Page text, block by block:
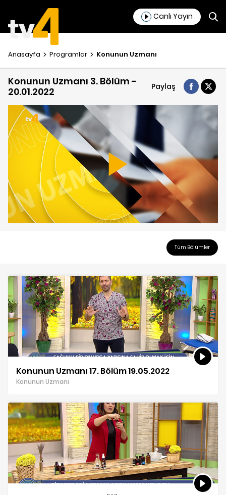
Canlı Yayın
Anasayfa Programlar Konunun Uzmanı
Konunun Uzmanı 3. Bölüm -
20.01.2022
Paylaş
Play
Video
Tüm Bölümler
Konunun Uzmanı 17. Bölüm 19.05.2022
Konunun Uzmanı